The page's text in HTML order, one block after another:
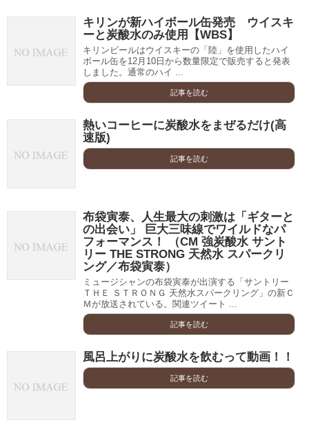
キリンが新ハイボール缶発売 ウイスキ
ーと炭酸水のみ使用【WBS】
キリンビールはウイスキーの「陸」を使用したハイ
ボール缶を12月10日から数量限定で販売すると発表
しました。通常のハイ ...
記事を読む
熱いコーヒーに炭酸水をまぜるだけ(高
速版)
記事を読む
布袋寅泰、人生最大の刺激は「ギターと
の出会い」 巨大三味線でワイルドなパ
フォーマンス！ （CM 強炭酸水 サント
リー THE STRONG 天然水 スパークリ
ング／布袋寅泰）
ミュージシャンの布袋寅泰が出演する「サントリー
ＴＨＥ ＳＴＲＯＮＧ 天然水スパークリング」の新Ｃ
Ｍが放送されている。関連ツイート ...
記事を読む
風呂上がりに炭酸水を飲むって動画！！
記事を読む